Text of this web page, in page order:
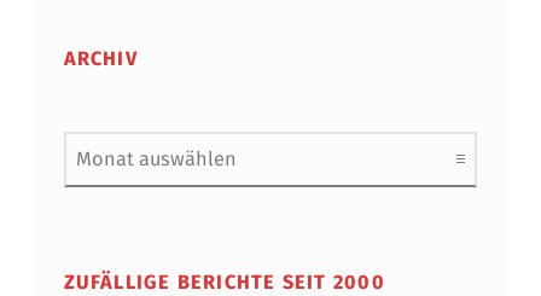
ARCHIV
Archiv
ZUFÄLLIGE BERICHTE SEIT 2000